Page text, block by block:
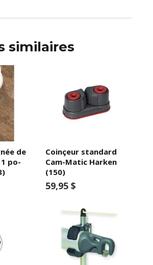
similaires
de
po-
Coinçeur standard
Cam-Matic Harken
(150)
59,95 $